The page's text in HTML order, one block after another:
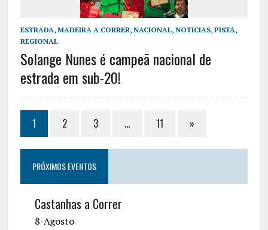
ESTRADA, MADEIRA A CORRER, NACIONAL, NOTICIAS, PISTA,
REGIONAL
Solange Nunes é campeã nacional de
estrada em sub-20!
1 2 3 … 11 »
PRÓXIMOS EVENTOS
Castanhas a Correr
8-Agosto